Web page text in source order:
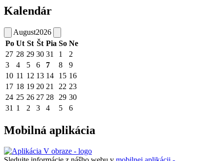
Kalendár
August2026
Po Ut St Št Pia So Ne
27 28 29 30 31 1
2
3
4 5 6 7 8
9
10 11 12 13 14 15 16
17 18 19 20 21 22 23
24 25 26 27 28 29 30
31 1 2 3 4 5 6
Mobilná aplikácia